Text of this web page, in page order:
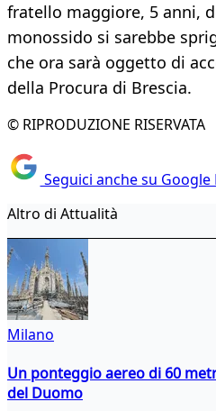
fratello maggiore, 5 anni,
monossido si sarebbe
che ora sarà oggetto di
della Procura di Brescia.
© RIPRODUZIONE RISERVATA
Seguici anche su
Altro di Attualità
Milano
Un ponteggio aereo di 60
del Duomo